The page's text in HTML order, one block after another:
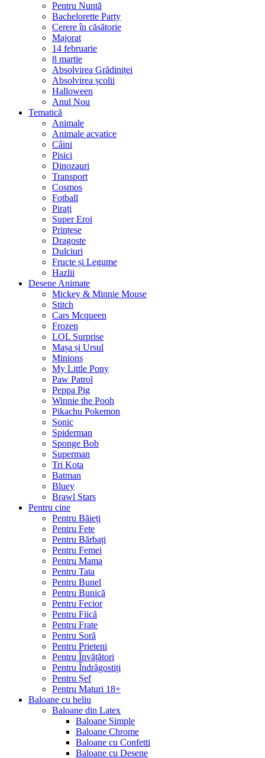
Pentru Nuntă
Bachelorette Party
Cerere în căsătorie
Majorat
14 februarie
8 martie
Absolvirea Grădiniței
Absolvirea școlii
Halloween
Anul Nou
Tematică
Animale
Animale acvatice
Câini
Pisici
Dinozauri
Transport
Cosmos
Fotball
Pirați
Super Eroi
Prințese
Dragoste
Dulciuri
Fructe și Legume
Hazlii
Desene Animate
Mickey & Minnie Mouse
Stitch
Cars Mcqueen
Frozen
LOL Surprise
Mașa și Ursul
Minions
My Little Pony
Paw Patrol
Peppa Pig
Winnie the Pooh
Pikachu Pokemon
Sonic
Spiderman
Sponge Bob
Superman
Tri Kota
Batman
Bluey
Brawl Stars
Pentru cine
Pentru Băieți
Pentru Fete
Pentru Bărbați
Pentru Femei
Pentru Mama
Pentru Tata
Pentru Bunel
Pentru Bunică
Pentru Fecior
Pentru Fiică
Pentru Frate
Pentru Soră
Pentru Prieteni
Pentru Învățători
Pentru Îndrăgostiți
Pentru Șef
Pentru Maturi 18+
Baloane cu heliu
Baloane din Latex
Baloane Simple
Baloane Chrome
Baloane cu Confetti
Baloane cu Desene